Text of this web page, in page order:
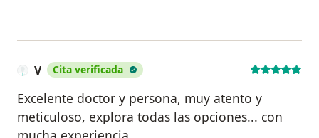
V Cita verificada
Excelente doctor y persona, muy atento y
meticuloso, explora todas las opciones... con